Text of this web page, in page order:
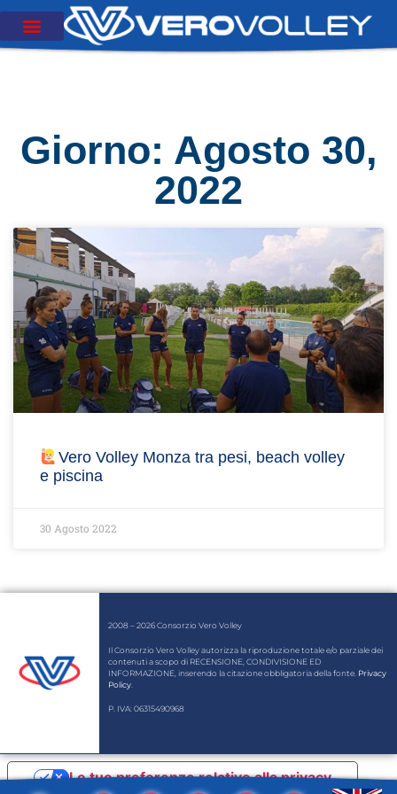
Giorno: Agosto 30,
2022
Vero Volley Monza tra pesi, beach volley
e piscina
30 Agosto 2022
2008 – 2026 Consorzio Vero Volley
Il Consorzio Vero Volley autorizza la riproduzione totale e/o parziale dei
contenuti a scopo di RECENSIONE, CONDIVISIONE ED
INFORMAZIONE, inserendo la citazione obbligatoria della fonte. Privacy
Policy
P. IVA: 06315490968
Le tue preferenze relative alla privacy